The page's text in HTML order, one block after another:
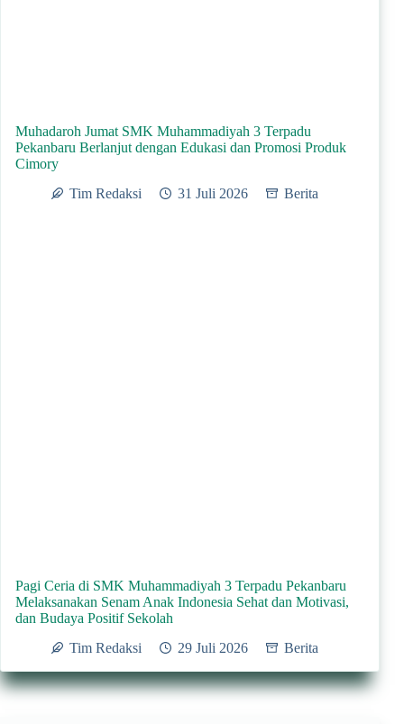
Muhadaroh Jumat SMK Muhammadiyah 3 Terpadu
Pekanbaru Berlanjut dengan Edukasi dan Promosi Produk
Cimory
Tim Redaksi
31 Juli 2026 Berita
Pagi Ceria di SMK Muhammadiyah 3 Terpadu Pekanbaru
Melaksanakan Senam Anak Indonesia Sehat dan Motivasi,
dan Budaya Positif Sekolah
Tim Redaksi
29 Juli 2026 Berita